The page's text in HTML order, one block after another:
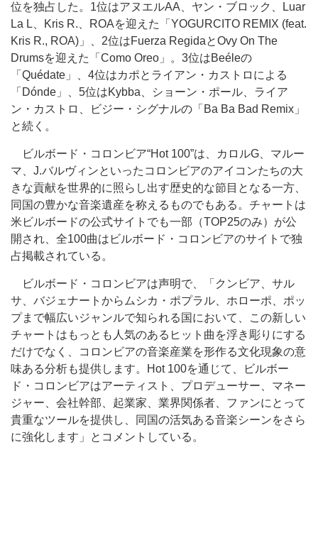
位を独占した。1位はアヌエルAA、ヤン・ブロック、Luar
La L、Kris R.、ROAを迎えた「YOGURCITO REMIX (feat.
Kris R., ROA)」、2位はFuerza RegidaとOvy On The
Drumsを迎えた「Como Oreo」。3位はBeéleの
「Quédate」、4位はカポとライアン・カストロによる
「Dónde」、5位はKybba、ショーン・ポール、ライア
ン・カストロ、ビジー・シグナルの「Ba Ba Bad Remix」
と続く。
ビルボード・コロンビア“Hot 100”は、カロルG、マルー
マ、J.バルヴィンといったコロンビアのアイコンたちの大
きな貢献を世界的に照らし出す歴史的な節目となる一方、
同国の豊かな音楽遺産を称えるものでもある。チャートは
米ビルボードの公式サイトでも一部（TOP25のみ）が公
開され、全100曲はビルボード・コロンビアのサイトで独
占掲載されている。
ビルボード・コロンビアは声明で、「クンビア、サル
サ、バジェナートからムシカ・ポプラル、ホローポ、ポッ
プまで幅広いジャンルで知られる国において、この新しい
チャートはもっとも人気のあるヒット曲を浮き彫りにする
だけでなく、コロンビアの音楽産業を形作る文化現象の意
味ある分析も提供します。Hot 100を通じて、ビルボー
ド・コロンビアはアーティスト、プロデューサー、マネー
ジャー、会社幹部、起業家、業界関係者、ファンにとって
貴重なツールを提供し、同国の活気ある音楽シーンをさら
に強化します」とコメントしている。